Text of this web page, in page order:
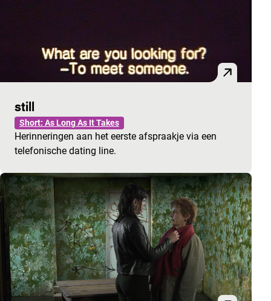
still
Short: As Long As It Takes
Herinneringen aan het eerste afspraakje via een
telefonische dating line.